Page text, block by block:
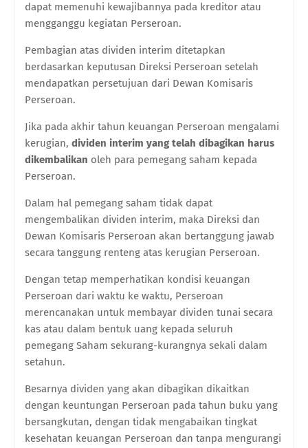
dapat memenuhi kewajibannya pada kreditor atau
mengganggu kegiatan Perseroan.
Pembagian atas dividen interim ditetapkan
berdasarkan keputusan Direksi Perseroan setelah
mendapatkan persetujuan dari Dewan Komisaris
Perseroan.
Jika pada akhir tahun keuangan Perseroan mengalami
kerugian, dividen interim yang telah dibagikan harus
dikembalikan oleh para pemegang saham kepada
Perseroan.
Dalam hal pemegang saham tidak dapat
mengembalikan dividen interim, maka Direksi dan
Dewan Komisaris Perseroan akan bertanggung jawab
secara tanggung renteng atas kerugian Perseroan.
Dengan tetap memperhatikan kondisi keuangan
Perseroan dari waktu ke waktu, Perseroan
merencanakan untuk membayar dividen tunai secara
kas atau dalam bentuk uang kepada seluruh
pemegang Saham sekurang-kurangnya sekali dalam
setahun.
Besarnya dividen yang akan dibagikan dikaitkan
dengan keuntungan Perseroan pada tahun buku yang
bersangkutan, dengan tidak mengabaikan tingkat
kesehatan keuangan Perseroan dan tanpa mengurangi